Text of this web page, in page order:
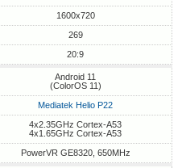
1600x720
269
20:9
Android 11
(ColorOS 11)
Mediatek Helio P22
4x2.35GHz Cortex-A53
4x1.65GHz Cortex-A53
PowerVR GE8320, 650MHz